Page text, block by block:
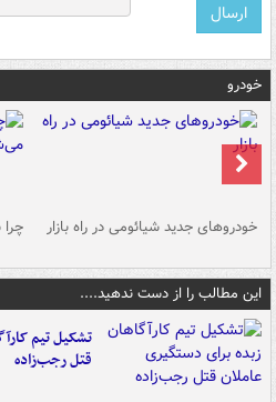
خودرو
خودروهای جدید شیائومی در راه بازار
این مطالب را از دست ندهید....
تشکیل تیم
قتل رجب‌زاده